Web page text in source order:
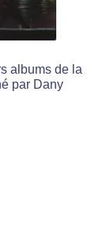
albums de la
par Dany